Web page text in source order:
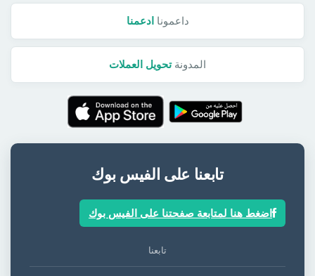
داعمونا ادعمنا
المدونةتحويل العملات
تابعنا على الفيس بوك
اضغط هنا لمتابعة صفحتنا على الفيس بوك
تابعنا